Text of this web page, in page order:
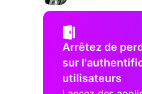
Arrêtez de
sur
utilisateurs